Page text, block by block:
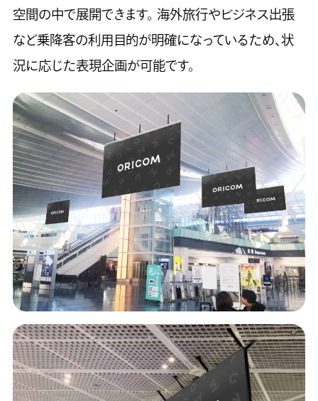
空間の中で展開できます。 海外旅行やビジネス出張
など乗降客の利用目的が明確になっているため、状
況に応じた表現企画が可能です。